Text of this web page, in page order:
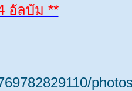
อัลบัม **